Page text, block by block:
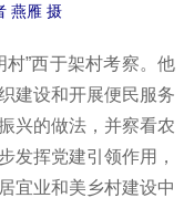
燕雁 摄
”西于架村考察。他
建设和开展便民服务
兴的做法，并察看农
发挥党建引领作用，
宜业和美乡村建设中